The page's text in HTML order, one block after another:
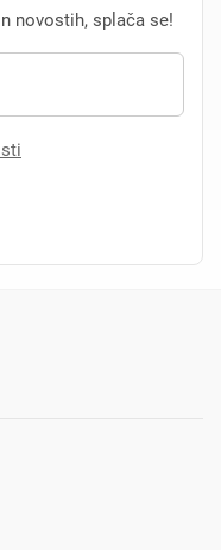
novostih, splača se!